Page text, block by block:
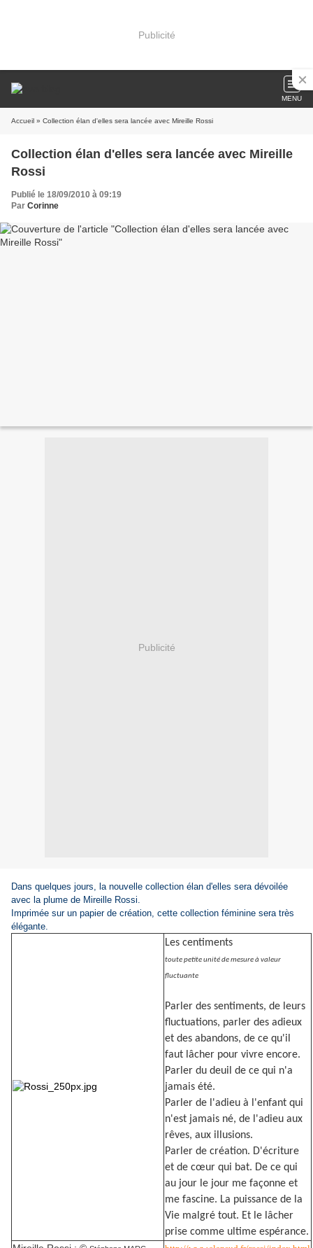
Publicité
MENU
Accueil » Collection élan d'elles sera lancée avec Mireille Rossi
Collection élan d'elles sera lancée avec Mireille
Rossi
Publié le 18/09/2010 à 09:19
Par Corinne
Publicité
Dans quelques jours, la nouvelle collection élan d'elles sera dévoilée
avec la plume de Mireille Rossi.
Imprimée sur un papier de création, cette collection féminine sera très
élégante.
Les centiments
toute petite unité de mesure à valeur
fluctuante
Parler des sentiments, de leurs
fluctuations, parler des adieux
et des abandons, de ce qu'il
faut lâcher pour vivre encore.
Parler du deuil de ce qui n'a
jamais été.
Parler de l'adieu à l'enfant qui
n'est jamais né, de l'adieu aux
rêves, aux illusions.
Parler de création. D'écriture
et de cœur qui bat. De ce qui
au jour le jour me façonne et
me fascine. La puissance de la
Vie malgré tout. Et le lâcher
prise comme ultime espérance.